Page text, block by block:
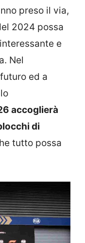
preso il via,
2024 possa
e
Nel
ed a
accoglierà
di
tutto possa